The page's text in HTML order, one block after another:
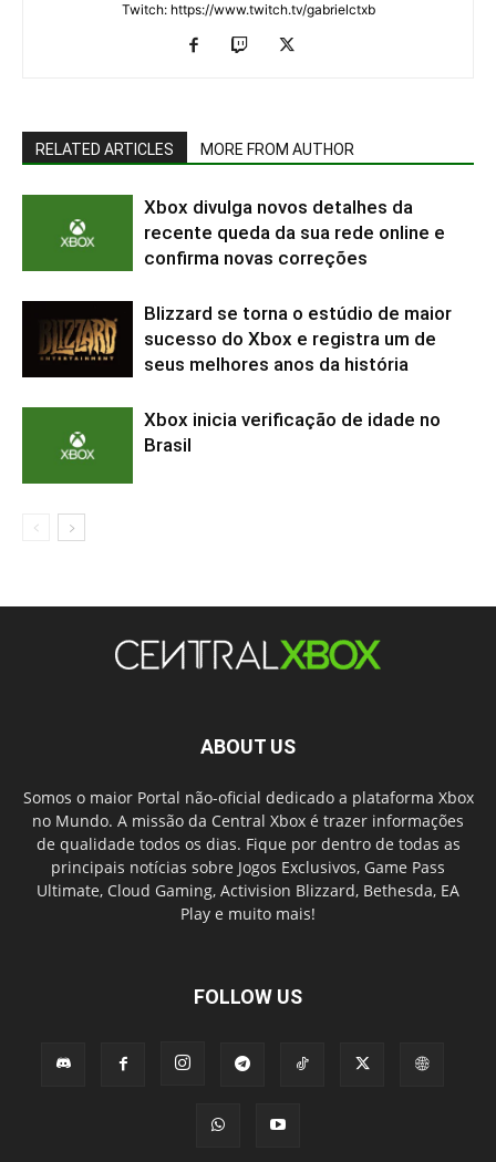
Twitch: https://www.twitch.tv/gabrielctxb
RELATED ARTICLES MORE FROM AUTHOR
Xbox divulga novos detalhes da
recente queda da sua rede online e
confirma novas correções
Blizzard se torna o estúdio de maior
sucesso do Xbox e registra um de
seus melhores anos da história
Xbox inicia verificação de idade no
Brasil
ABOUT US
Somos o maior Portal não-oficial dedicado a plataforma Xbox
no Mundo. A missão da Central Xbox é trazer informações
de qualidade todos os dias. Fique por dentro de todas as
principais notícias sobre Jogos Exclusivos, Game Pass
Ultimate, Cloud Gaming, Activision Blizzard, Bethesda, EA
Play e muito mais!
FOLLOW US